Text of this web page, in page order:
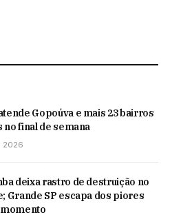
Gopoúva e mais 23 bairros
no final de semana
2026
deixa rastro de destruição no
Grande SP escapa dos piores